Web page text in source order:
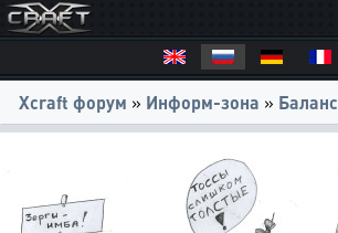
Xcraft форум » Информ-зона » Баланс